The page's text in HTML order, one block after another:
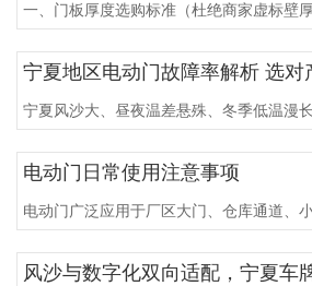
一、门板厚度选购标准（杜绝商家虚标壁
宁夏地区电动门故障率解析 选对
宁夏风沙大、昼夜温差悬殊、冬季低温漫
电动门日常使用注意事项
电动门广泛应用于厂区大门、仓库通道、
风沙与数字化双向适配，宁夏车